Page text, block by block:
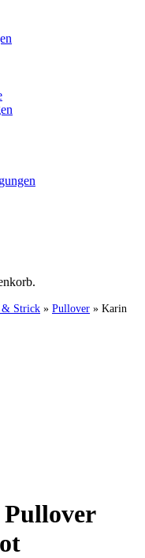
& Strick » Pullover » Karin